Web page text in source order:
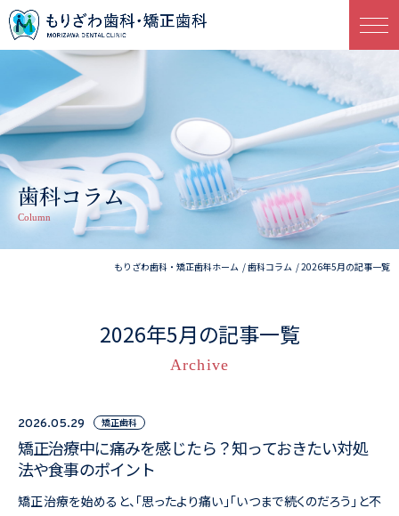
歯科コラム
Column
もりざわ歯科・矯正歯科ホーム 歯科コラム 2026年5月の記事一覧
2026年5月の記事一覧
Archive
2026.05.29 矯正歯科
矯正治療中に痛みを感じたら？知っておきたい対処
法や食事のポイント
矯正治療を始めると、「思ったより痛い」「いつまで続くのだろう」と不